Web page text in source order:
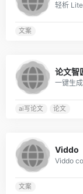
文案
论文智
一键生
ai写论文 论文
Viddo
文案